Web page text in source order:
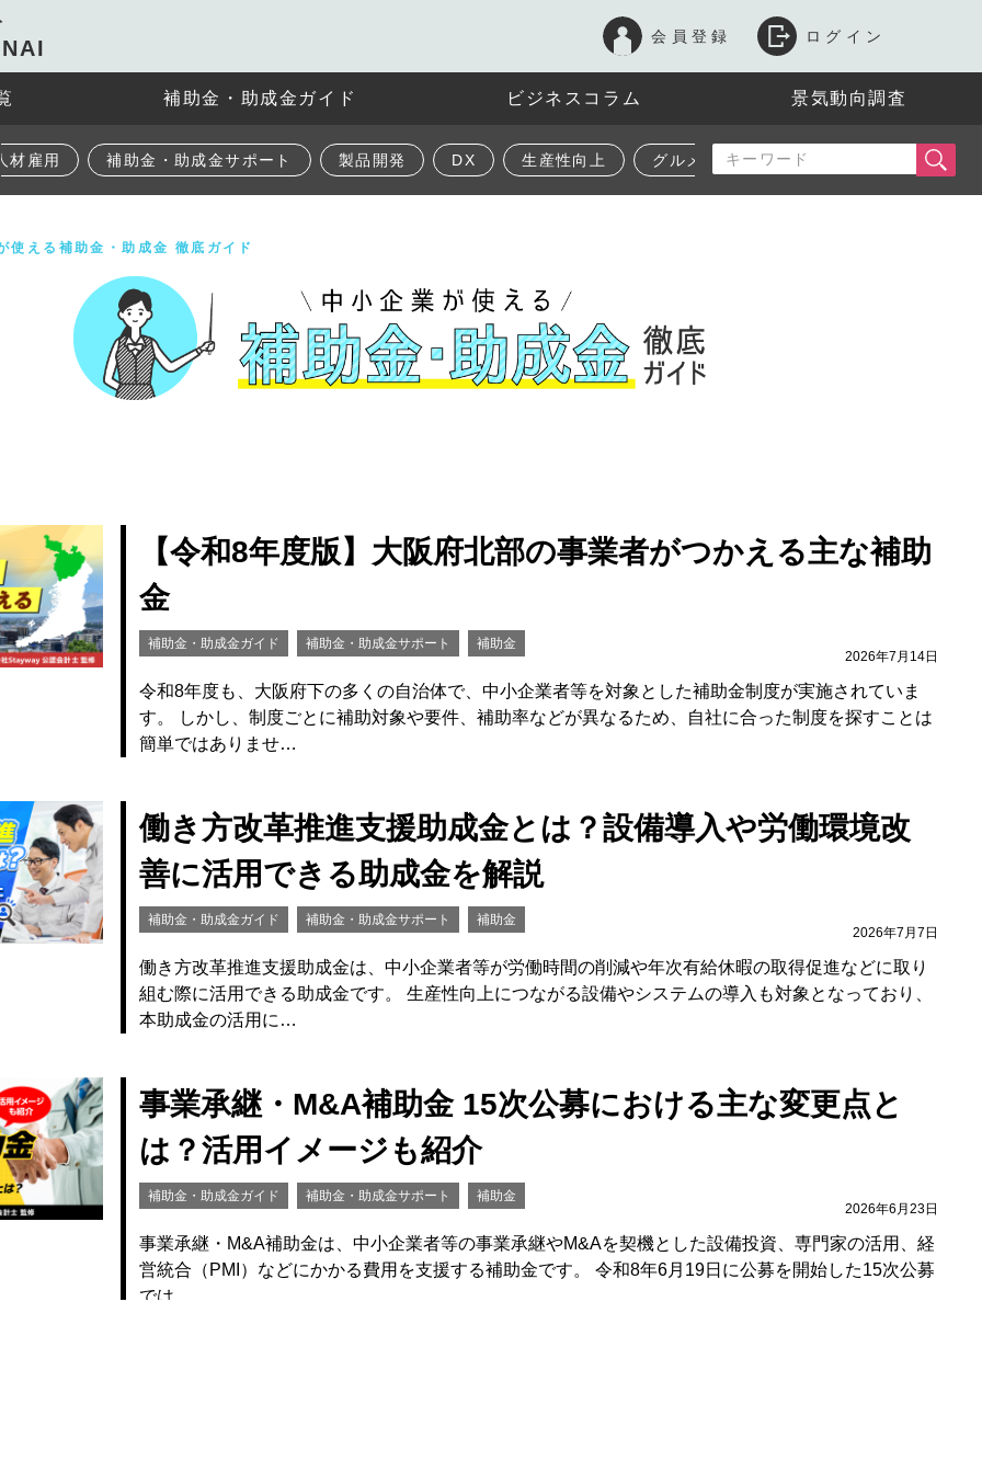
会員登録 ログイン
補助金・助成金ガイド ビジネスコラム 景気動向調査
材雇用 補助金・助成金サポート 製品開発 DX 生産性向上 グルメ
使える補助金・助成金 徹底ガイド
【令和8年度版】大阪府北部の事業者がつかえる主な補助
金
補助金・助成金ガイド 補助金・助成金サポート
補助金
2026年7月14日
令和8年度も、大阪府下の多くの自治体で、中小企業者等を対象とした補助金制度が実施されていま
す。 しかし、制度ごとに補助対象や要件、補助率などが異なるため、自社に合った制度を探すことは
簡単ではありませ…
働き方改革推進支援助成金とは？設備導入や労働環境改
善に活用できる助成金を解説
補助金・助成金ガイド 補助金・助成金サポート
補助金
2026年7月7日
働き方改革推進支援助成金は、中小企業者等が労働時間の削減や年次有給休暇の取得促進などに取り
組む際に活用できる助成金です。 生産性向上につながる設備やシステムの導入も対象となっており、
本助成金の活用に…
事業承継・M&A補助金 15次公募における主な変更点と
は？活用イメージも紹介
補助金・助成金ガイド 補助金・助成金サポート
補助金
2026年6月23日
事業承継・M&A補助金は、中小企業者等の事業承継やM&Aを契機とした設備投資、専門家の活用、経
営統合（PMI）などにかかる費用を支援する補助金です。 令和8年6月19日に公募を開始した15次公募
では…